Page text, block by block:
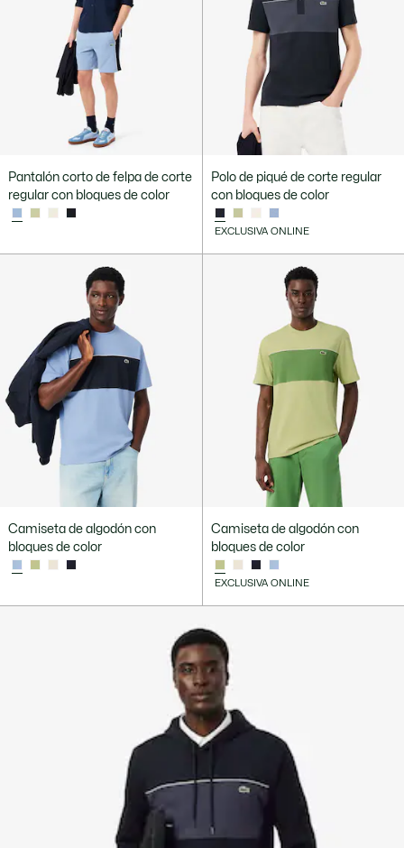
Pantalón corto de felpa de corte
regular con bloques de color
Polo de piqué de corte regular
con bloques de color
EXCLUSIVA ONLINE
Camiseta de algodón con
bloques de color
Camiseta de algodón con
bloques de color
EXCLUSIVA ONLINE